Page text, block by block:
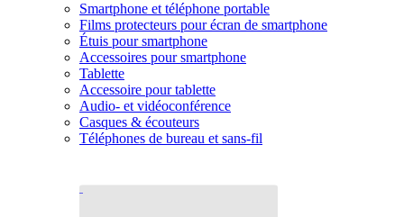
Smartphone et téléphone portable
Films protecteurs pour écran de smartphone
Étuis pour smartphone
Accessoires pour smartphone
Tablette
Accessoire pour tablette
Audio- et vidéoconférence
Casques & écouteurs
Téléphones de bureau et sans-fil